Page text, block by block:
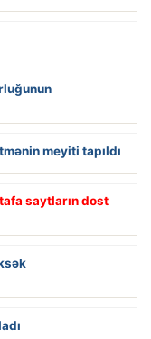
meyiti tapıldı
saytların dost